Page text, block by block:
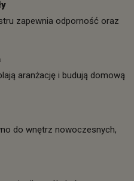
zapewnia odporność oraz
aranżację i budują domową
do wnętrz nowoczesnych,